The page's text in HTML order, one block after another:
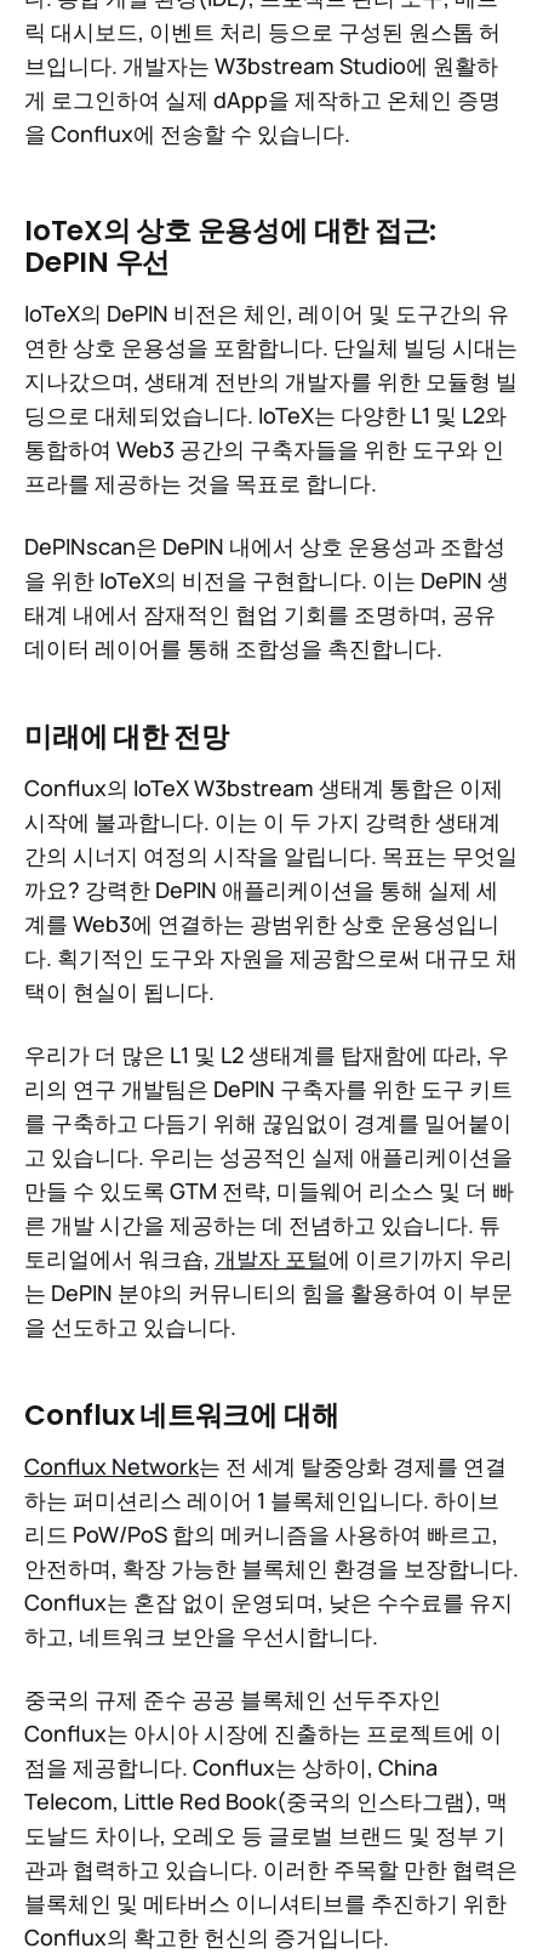
릭 대시보드, 이벤트 처리 등으로 구성된 원스톱 허
브입니다. 개발자는 W3bstream Studio에 원활하
게 로그인하여 실제 dApp을 제작하고 온체인 증명
을 Conflux에 전송할 수 있습니다.
IoTeX의 상호 운용성에 대한 접근:
DePIN 우선
IoTeX의 DePIN 비전은 체인, 레이어 및 도구간의 유
연한 상호 운용성을 포함합니다. 단일체 빌딩 시대는
지나갔으며, 생태계 전반의 개발자를 위한 모듈형 빌
딩으로 대체되었습니다. IoTeX는 다양한 L1 및 L2와
통합하여 Web3 공간의 구축자들을 위한 도구와 인
프라를 제공하는 것을 목표로 합니다.
DePINscan은 DePIN 내에서 상호 운용성과 조합성
을 위한 IoTeX의 비전을 구현합니다. 이는 DePIN 생
태계 내에서 잠재적인 협업 기회를 조명하며, 공유
데이터 레이어를 통해 조합성을 촉진합니다.
미래에 대한 전망
Conflux의 IoTeX W3bstream 생태계 통합은 이제
시작에 불과합니다. 이는 이 두 가지 강력한 생태계
간의 시너지 여정의 시작을 알립니다. 목표는 무엇일
까요? 강력한 DePIN 애플리케이션을 통해 실제 세
계를 Web3에 연결하는 광범위한 상호 운용성입니
다. 획기적인 도구와 자원을 제공함으로써 대규모 채
택이 현실이 됩니다.
우리가 더 많은 L1 및 L2 생태계를 탑재함에 따라, 우
리의 연구 개발팀은 DePIN 구축자를 위한 도구 키트
를 구축하고 다듬기 위해 끊임없이 경계를 밀어붙이
고 있습니다. 우리는 성공적인 실제 애플리케이션을
만들 수 있도록 GTM 전략, 미들웨어 리소스 및 더 빠
른 개발 시간을 제공하는 데 전념하고 있습니다. 튜
토리얼에서 워크숍, 개발자 포털에 이르기까지 우리
는 DePIN 분야의 커뮤니티의 힘을 활용하여 이 부문
을 선도하고 있습니다.
Conflux 네트워크에 대해
Conflux Network는 전 세계 탈중앙화 경제를 연결
하는 퍼미션리스 레이어 1 블록체인입니다. 하이브
리드 PoW/PoS 합의 메커니즘을 사용하여 빠르고,
안전하며, 확장 가능한 블록체인 환경을 보장합니다.
Conflux는 혼잡 없이 운영되며, 낮은 수수료를 유지
하고, 네트워크 보안을 우선시합니다.
중국의 규제 준수 공공 블록체인 선두주자인
Conflux는 아시아 시장에 진출하는 프로젝트에 이
점을 제공합니다. Conflux는 상하이, China
Telecom, Little Red Book(중국의 인스타그램), 맥
도날드 차이나, 오레오 등 글로벌 브랜드 및 정부 기
관과 협력하고 있습니다. 이러한 주목할 만한 협력은
블록체인 및 메타버스 이니셔티브를 추진하기 위한
Conflux의 확고한 헌신의 증거입니다.